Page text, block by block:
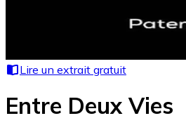
Lire un extrait gratuit
Entre Deux Vies